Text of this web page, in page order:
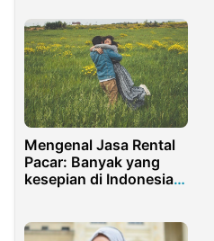
Mengenal Jasa Rental
Pacar: Banyak yang
kesepian di Indonesia,